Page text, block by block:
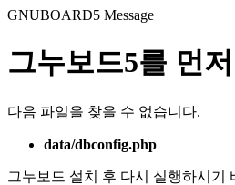
GNUBOARD5 Message
그누보드5를 먼
다음 파일을 찾을 수 없습니다.
data/dbconfig.php
그누보드 설치 후 다시 실행하시기